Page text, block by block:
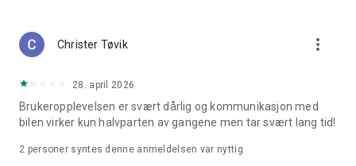
Christer Tøvik more_vert
28. april 2026
Brukeropplevelsen er svært dårlig og kommunikasjon med
bilen virker kun halvparten av gangene men tar svært lang tid!
2 personer syntes denne anmeldelsen var nyttig